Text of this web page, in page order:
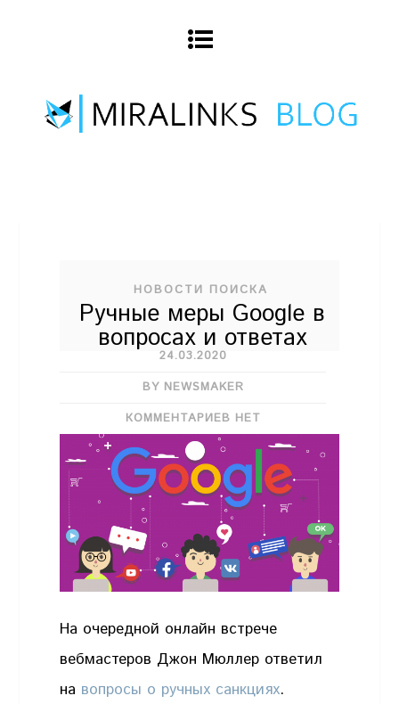
НОВОСТИ ПОИСКА
Ручные меры Google в
вопросах и ответах
24.03.2020
BY NEWSMAKER
КОММЕНТАРИЕВ НЕТ
На очередной онлайн встрече
вебмастеров Джон Мюллер ответил
на вопросы о ручных санкциях.